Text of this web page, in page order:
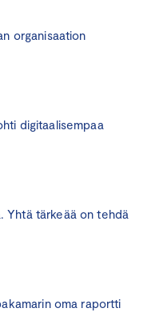
organisaation
digitaalisempaa
Yhtä tärkeää on tehdä
oma raportti